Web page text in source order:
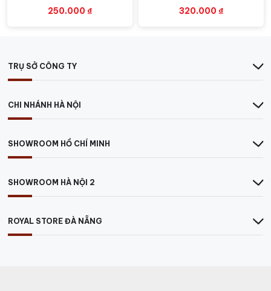
250.000 ₫ 320.000 ₫
TRỤ SỞ CÔNG TY
CHI NHÁNH HÀ NỘI
SHOWROOM HỒ CHÍ MINH
SHOWROOM HÀ NỘI 2
ROYAL STORE ĐÀ NẴNG